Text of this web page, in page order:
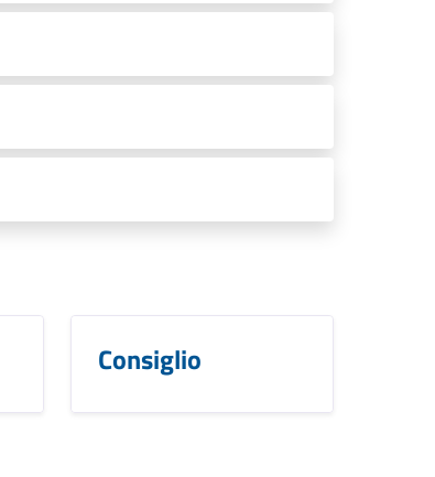
Consiglio